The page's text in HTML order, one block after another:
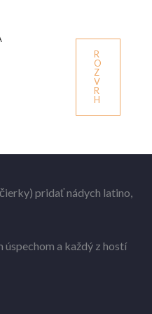
R
O
Z
V
R
H
pridať nádych latino,
a každý z hostí